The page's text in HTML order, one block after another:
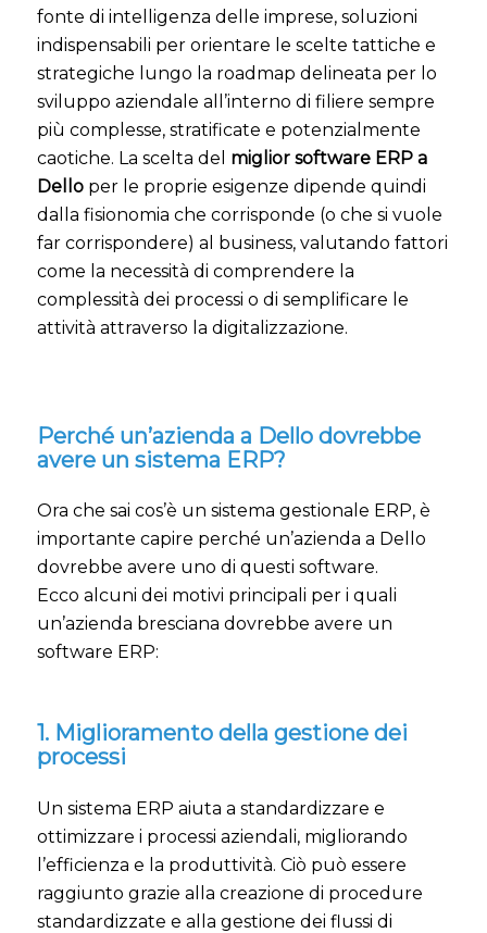
fonte di intelligenza delle imprese, soluzioni
indispensabili per orientare le scelte tattiche e
strategiche lungo la roadmap delineata per lo
sviluppo aziendale all’interno di filiere sempre
più complesse, stratificate e potenzialmente
caotiche. La scelta del miglior software ERP a
Dello per le proprie esigenze dipende quindi
dalla fisionomia che corrisponde (o che si vuole
far corrispondere) al business, valutando fattori
come la necessità di comprendere la
complessità dei processi o di semplificare le
attività attraverso la digitalizzazione.
Perché un’azienda a Dello dovrebbe
avere un sistema ERP?
Ora che sai cos’è un sistema gestionale ERP, è
importante capire perché un’azienda a Dello
dovrebbe avere uno di questi software.
Ecco alcuni dei motivi principali per i quali
un’azienda bresciana dovrebbe avere un
software ERP:
1. Miglioramento della gestione dei
processi
Un sistema ERP aiuta a standardizzare e
ottimizzare i processi aziendali, migliorando
l’efficienza e la produttività. Ciò può essere
raggiunto grazie alla creazione di procedure
standardizzate e alla gestione dei flussi di